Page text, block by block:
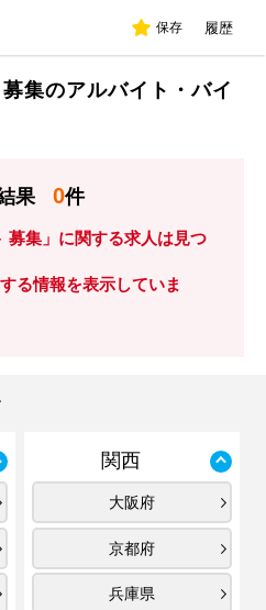
保存 履歴
集のアルバイト・バイ
果 0件
募集」に関する求人は見つ
る情報を表示していま
関西
大阪府
京都府
兵庫県